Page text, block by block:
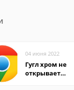
04 июня 2022
Гугл хром не
открывает